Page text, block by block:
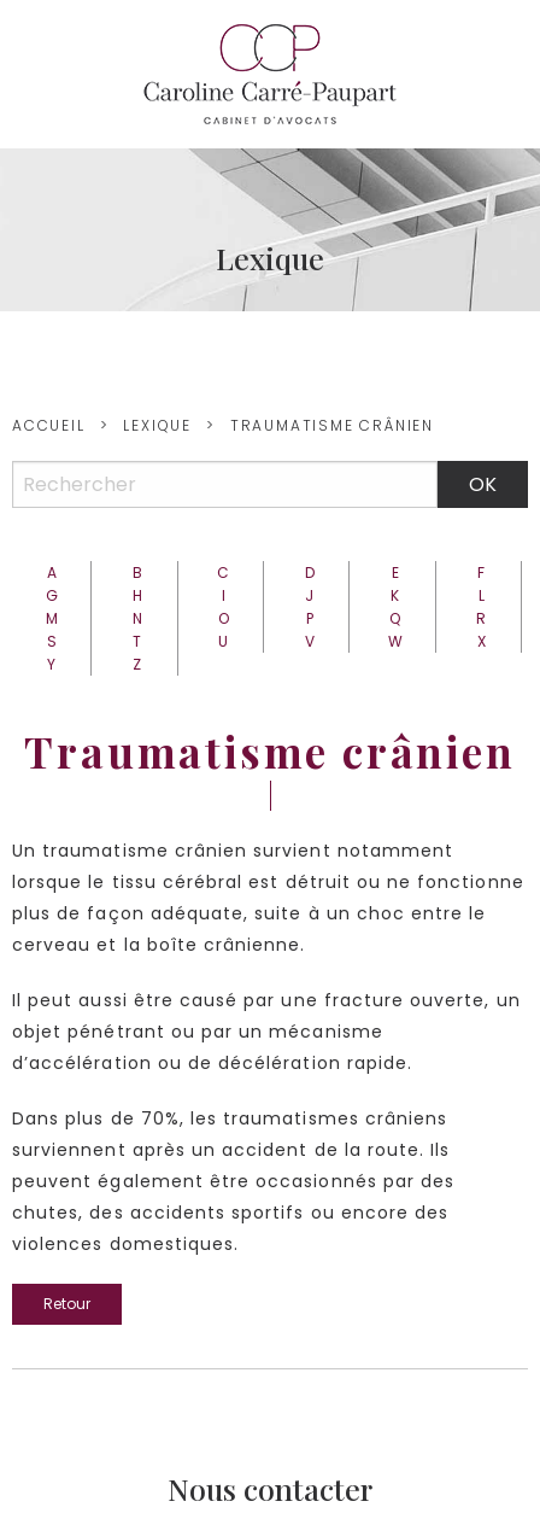
Lexique
ACCUEIL LEXIQUE TRAUMATISME CRÂNIEN
A B C D E
F
G
H I J K
L
M
N O P Q
R
S
T U V W
X
Y
Z
Traumatisme crânien
Un traumatisme crânien survient notamment
lorsque le tissu cérébral est détruit ou ne fonctionne
plus de façon adéquate, suite à un choc entre le
cerveau et la boîte crânienne.
Il peut aussi être causé par une fracture ouverte, un
objet pénétrant ou par un mécanisme
d’accélération ou de décélération rapide.
Dans plus de 70%, les traumatismes crâniens
surviennent après un accident de la route. Ils
peuvent également être occasionnés par des
chutes, des accidents sportifs ou encore des
violences domestiques.
Retour
Nous contacter